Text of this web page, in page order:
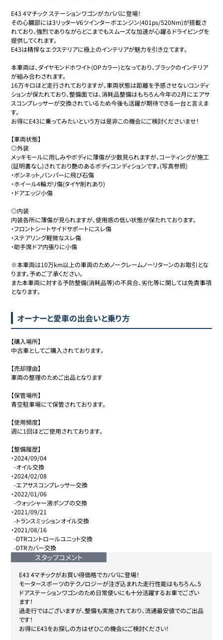
E43 4マチック ステーションワゴンがカババに登場！
その心臓部には3リッターV6ツインターボエンジン(401ps/520Nm)が搭載さ
れており、強烈でありながらどこまでもスムーズな加速が心躍るドライビングを
提供してくれます。
E43は精悍なエクステリアに極上のインテリアが魅力を引き立てます。
本車両は、ダイヤモンドホワイト(OPカラー)となっており、ブラックのインテリア
が組み合わされます。
16万キロほど走行されておりますが、車両状態は距離を予感させないコンディ
ションが保たれており、整備面では、消耗品整備はもちろん今年の2月にエアサ
スコンプレッサーが交換されているため今後も活躍が期待できる一台と言えま
す。
お得にE43に乗ってみたいという方は是非この機会にご検討くださいませ！
【車両状態】
◎外装
メッキモールに雨しみやボディに薄傷が少数見られますが、コーティングが施工
(証明書なし)されており艶のあるボディコンディションです。(写真参照)
・ボンネット,バンパーに飛び石傷
・ホイール4輪ガリ傷(タイヤ削れあり)
・ドアエッジ小傷
◎内装
内装各所に薄傷が見られますが、使用感の低い状態が保たれております。
・フロントシートサイドサポートにスレ傷
・ステアリング軽微なスレ傷
・助手席ドア内張りに小傷
※本車両は10万km以上の車両のためノークレームノーリターンのお取引とな
ります。予めご了承ください。
また本車両に対する予防整備(消耗品等)の不具合、劣化等に関しては免責事項
となります。
オーナーと愛車の出会いと乗り方
【購入場所】
中古車としてご購入されております。
【売却理由】
車両の整理のためご出品となります
【保管場所】
青空駐車場にて保管されております。
【使用頻度】
週に1回ほどご使用されております。
【整備履歴】
・2024/09/04
  -オイル交換
・2024/02/08
  -エアサスコンプレッサー交換
・2022/01/06
  -ウォッシャー液ポンプの交換
・2021/09/21
  -トランスミッションオイル交換
・2021/08/16
  -DTRコントロールユニット交換
  -DTRカバー交換
スタッフコメント
E43 4マチックがお買い得価格でカババに登場！
モータースポーツのテクノロジーが注ぎ込まれた走行性能はもちろん、5
ドアステーションワゴンのため日常使いにも十分活躍するお車でござい
ます！
過走行ではございますが、整備も実施されており、流通最安値でのご出品
です！
お得にE43をお探しの方はぜひこの機会にご検討ください！